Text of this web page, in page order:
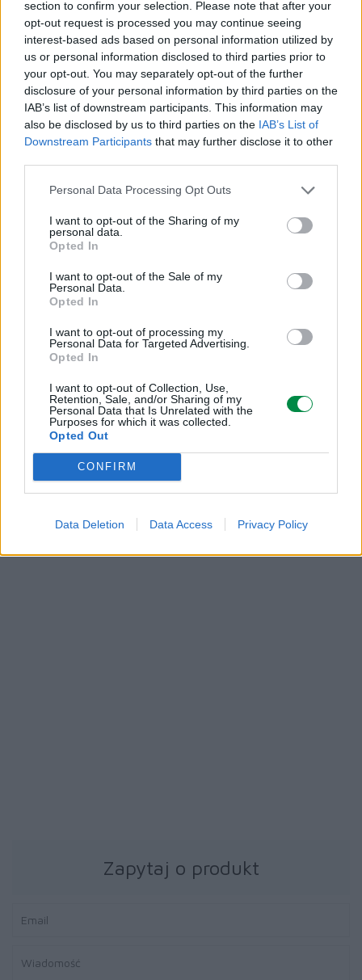
section to confirm your selection. Please note that after your
opt-out request is processed you may continue seeing
interest-based ads based on personal information utilized by
us or personal information disclosed to third parties prior to
your opt-out. You may separately opt-out of the further
disclosure of your personal information by third parties on the
IAB’s list of downstream participants. This information may
also be disclosed by us to third parties on the IAB’s List of
Downstream Participants that may further disclose it to other
Personal Data Processing Opt Outs
I want to opt-out of the Sharing of my
personal data.
Opted In
I want to opt-out of the Sale of my
Personal Data.
Opted In
I want to opt-out of processing my
Personal Data for Targeted Advertising.
Opted In
I want to opt-out of Collection, Use,
Retention, Sale, and/or Sharing of my
Personal Data that Is Unrelated with the
Purposes for which it was collected.
Opted Out
CONFIRM
Data Deletion Data Access Privacy Policy
Dane producenta
Lexmark International Technology S.a.r.l.
ICC - Bloc A - 20
Route de Pre-Bois Case Postale 508 15
CH-1215 Geneve Szwajcaria
info_pl@lexmark.com
Podmiot odpowiedzialny
Lexmark International Polska Sp. z o.o.
info_pl@lexmark.com
https://www.lexmark.com/pl_pl.html
Pomoc techniczna
POLECANE
PRODUKTY:
Zapytaj o produkt